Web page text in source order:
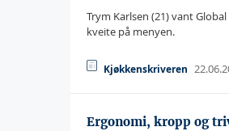
Trym Karlsen (21) vant
kveite på menyen.
Kjøkkenskriveren
Ergonomi, kropp og